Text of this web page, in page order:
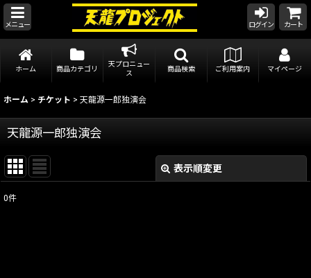
メニュー ログイン カート
ホーム 商品カテゴリ
天プロニュー
ス
商品検索 ご利用案内 マイページ
ホーム > チケット > 天龍源一郎独演会
天龍源一郎独演会
表示順変更
0件